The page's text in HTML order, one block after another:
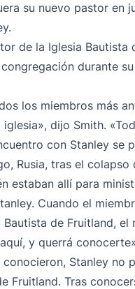
su nuevo pastor en
de la Iglesia Bautista
durante
los miembros más
dijo Smith.
con Stanley se
Rusia, tras el
estaban allí para
Cuando el
de Fruitland,
y querrá
Stanley no
Fruitland. Tras